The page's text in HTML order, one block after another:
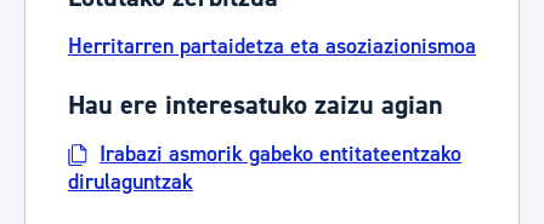
Herritarren partaidetza eta asoziazionismoa
Hau ere interesatuko zaizu agian
Irabazi asmorik gabeko entitateentzako
dirulaguntzak